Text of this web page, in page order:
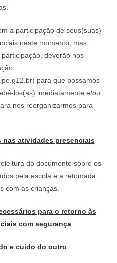
a participação de seus(suas)
neste momento, mas
deverão nos
para que possamos
los(as) imediatamente e/ou
nos reorganizarmos para
nas atividades presenciais
do documento sobre os
pela escola e a retomada
com as crianças.
para o retorno às
com segurança
e cuido do outro